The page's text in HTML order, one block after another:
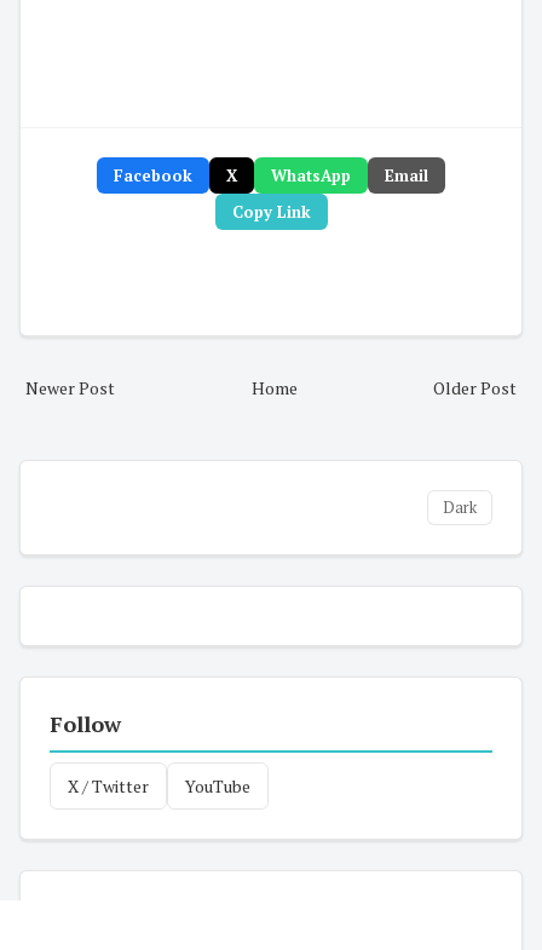
Facebook X WhatsApp
Email
Copy Link
Newer Post Older Post
Home
Dark
Follow
X / Twitter YouTube